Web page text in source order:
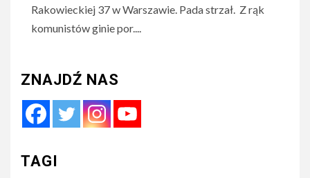
Rakowieckiej 37 w Warszawie. Pada strzał. Z rąk
komunistów ginie por....
ZNAJDŹ NAS
TAGI